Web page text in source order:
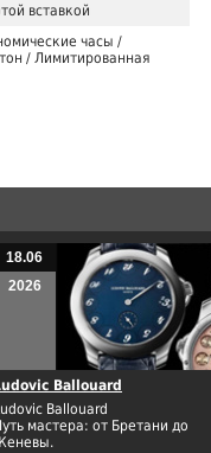
вставкой
часы /
/ Лимитированная
18.06
2026
Ballouard
Ballouard
мастера: от Бретани до